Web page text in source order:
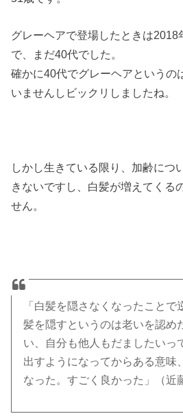
グレーヘアで登場したときは2018
で、まだ40代でした。
確かに40代でグレーヘアというの
いませんしビックリしましたね。
しかし生きている限り、加齢につ
きないですし、白髪が増えてくる
せん。
「白髪を隠さなくなったことで
髪を隠すというのは老いを認め
い、自分も他人もだましたいっ
出すようになってからある意味
なった。すごく良かった」（近